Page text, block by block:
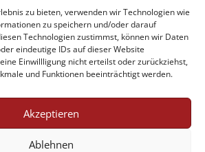
zu bieten, verwenden wir Technologien wie
zu speichern und/oder darauf
Technologien zustimmst, können wir Daten
eindeutige IDs auf dieser Website
Einwillligung nicht erteilst oder zurückziehst,
und Funktionen beeinträchtigt werden.
Akzeptieren
Ablehnen